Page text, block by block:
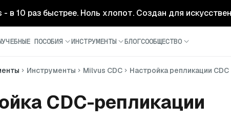
10 раз быстрее. Ноль хлопот. Создан для
УЧЕБНЫЕ ПОСОБИЯ ИНСТРУМЕНТЫ БЛОГСООБЩЕСТВО
Инструменты Milvus CDC Настройка репликации CDC
CDC-репликации